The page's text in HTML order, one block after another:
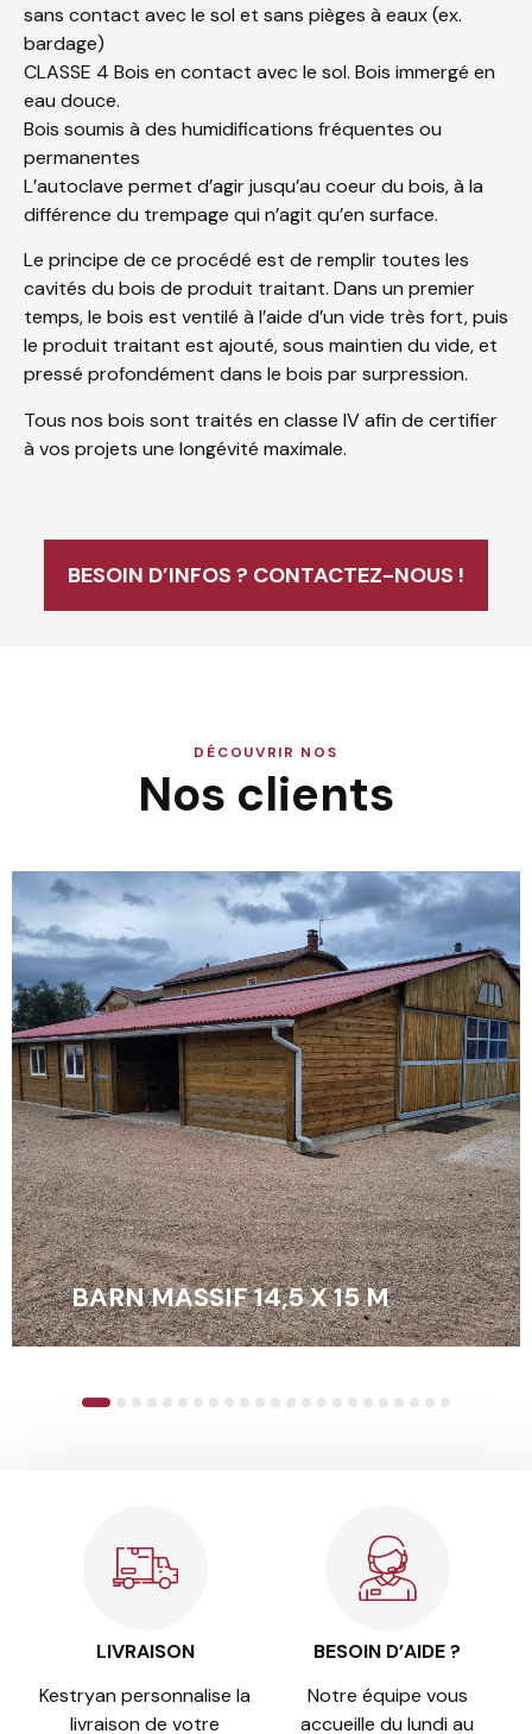
sans contact avec le sol et sans pièges à eaux (ex.
bardage)
CLASSE 4 Bois en contact avec le sol. Bois immergé en
eau douce.
Bois soumis à des humidifications fréquentes ou
permanentes
L’autoclave permet d’agir jusqu’au coeur du bois, à la
différence du trempage qui n’agit qu’en surface.
Le principe de ce procédé est de remplir toutes les
cavités du bois de produit traitant. Dans un premier
temps, le bois est ventilé à l’aide d’un vide très fort, puis
le produit traitant est ajouté, sous maintien du vide, et
pressé profondément dans le bois par surpression.
Tous nos bois sont traités en classe IV afin de certifier
à vos projets une longévité maximale.
BESOIN D’INFOS ? CONTACTEZ-NOUS !
DÉCOUVRIR NOS
Nos clients
BARN MASSIF 14,5 X 15 M
EN SAVOIR +
345 6 7 8 9 1011121314151617181920212223
LIVRAISON
Kestryan personnalise la
livraison de votre
BESOIN D’AIDE ?
Notre équipe vous
accueille du lundi au